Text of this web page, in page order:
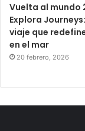
Vuelta al mundo
Explora
viaje que
en el mar
20 febrero, 2026